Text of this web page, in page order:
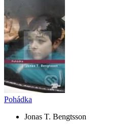
Pohádka
Jonas T. Bengtsson